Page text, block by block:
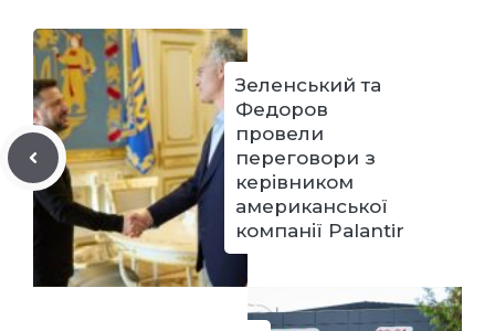
Зеленський та
Федоров
провели
переговори з
керівником
американської
компанії Palantir